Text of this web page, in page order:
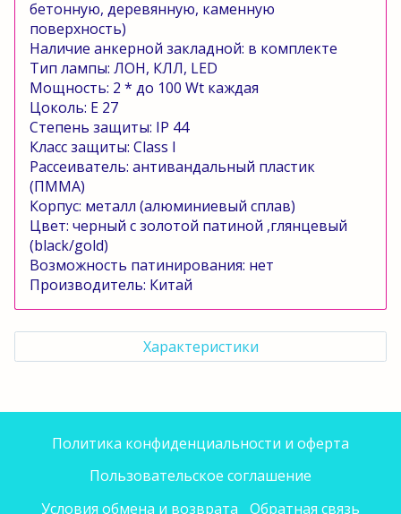
бетонную, деревянную, каменную
поверхность)
Наличие анкерной закладной: в комплекте
Тип лампы: ЛОН, КЛЛ, LED
Мощность: 2 * до 100 Wt каждая
Цоколь: E 27
Степень защиты: IP 44
Класс защиты: Class l
Рассеиватель: антивандальный пластик
(ПММА)
Корпус: металл (алюминиевый сплав)
Цвет: черный с золотой патиной ,глянцевый
(black/gold)
Возможность патинирования: нет
Производитель: Китай
Характеристики
Политика конфиденциальности и оферта
Пользовательское соглашение
Условия обмена и возврата
Обратная связь